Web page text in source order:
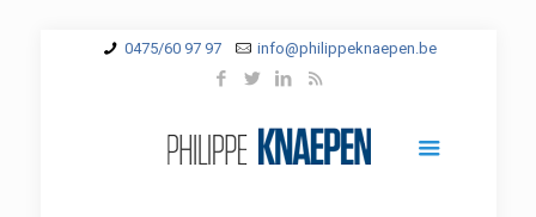
0475/60 97 97 info@philippeknaepen.be